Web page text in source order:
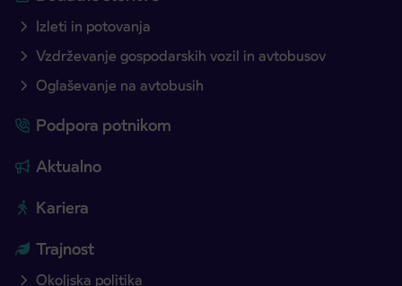
Izleti in potovanja
Vzdrževanje gospodarskih vozil in avtobusov
Oglaševanje na avtobusih
Podpora potnikom
Aktualno
Kariera
Trajnost
Okoljska politika